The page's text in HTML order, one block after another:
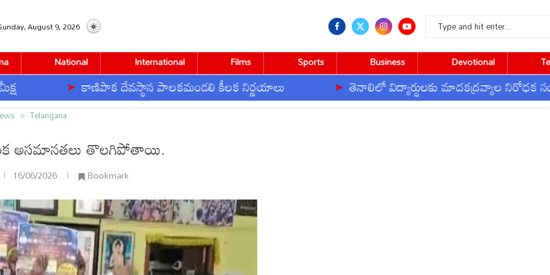
August 9, 2026
National International Films Sports Business Devotional
కాణిపాక దేవస్థాన పాలకమండలి కీలక నిర్ణయాలు తెనాలిలో విద్యార్థులకు మాదకద్రవ్యాల నిరోధక సంకల్పం
తొలగిపోతాయి.
Telangana
అసమానతలు తొలగిపోతాయి.
16/06/2026 Bookmark